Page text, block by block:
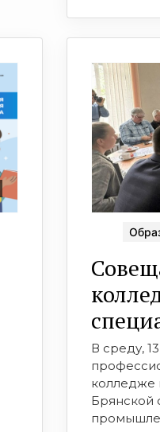
В среду,
колледже
Брянской